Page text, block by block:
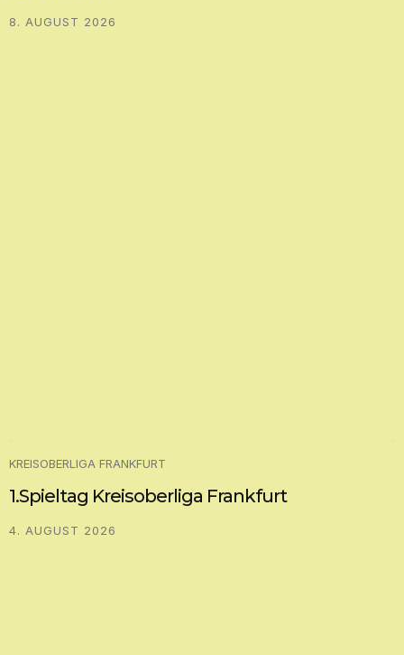
8. AUGUST 2026
KREISOBERLIGA FRANKFURT
1.Spieltag Kreisoberliga Frankfurt
4. AUGUST 2026